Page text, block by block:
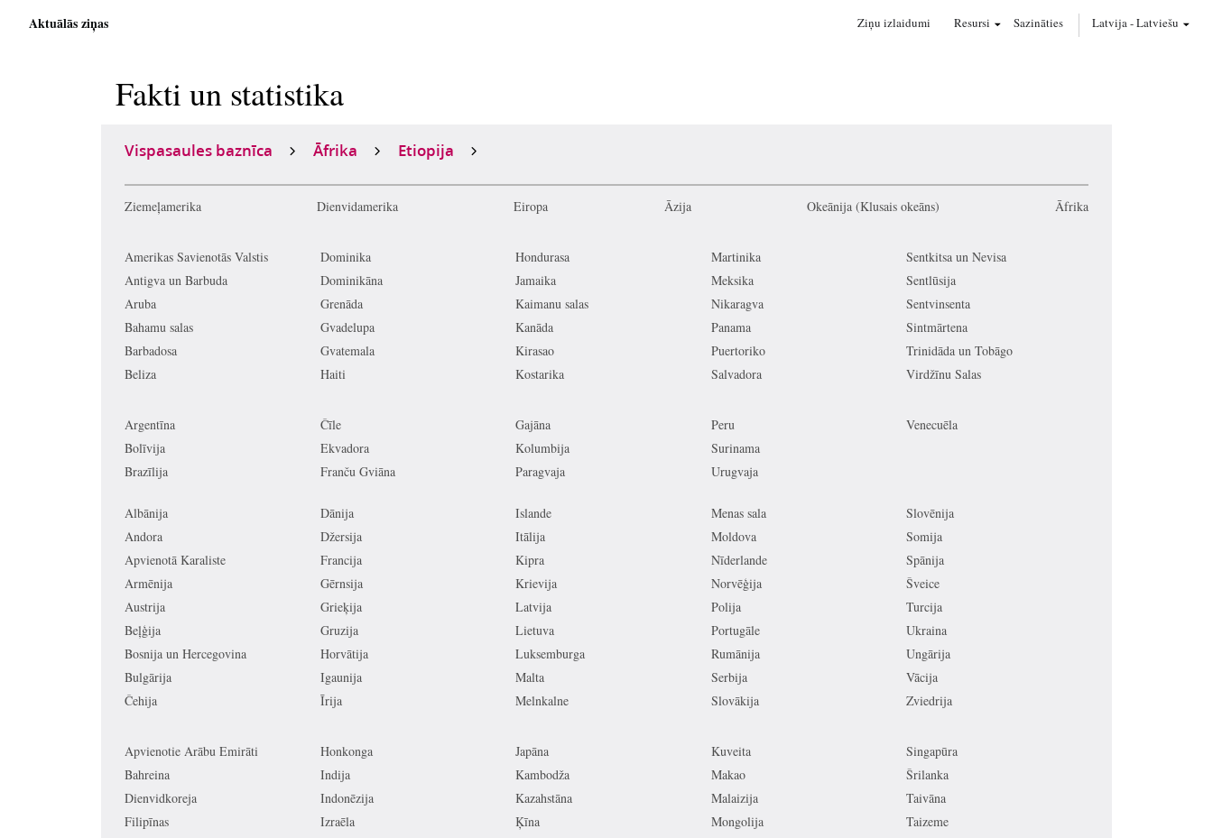
Aktuālās ziņas Ziņu izlaidumi Resursi Sazināties Latvija-Latviešu
Fakti un statistika
Vispasaules baznīca Āfrika Etiopija
Ziemeļamerika Dienvidamerika Eiropa Āzija Okeānija (Klusais okeāns) Āfrika
Amerikas Savienotās Valstis
Antigva un Barbuda
Aruba
Bahamu salas
Barbadosa
Beliza
Dominika
Dominikāna
Grenāda
Gvadelupa
Gvatemala
Haiti
Hondurasa
Jamaika
Kaimanu salas
Kanāda
Kirasao
Kostarika
Martinika
Meksika
Nikaragva
Panama
Puertoriko
Salvadora
Sentkitsa un Nevisa
Sentlūsija
Sentvinsenta
Sintmārtena
Trinidāda un Tobāgo
Virdžīnu Salas
Argentīna
Bolīvija
Brazīlija
Čīle
Ekvadora
Franču Gviāna
Gajāna
Kolumbija
Paragvaja
Peru
Surinama
Urugvaja
Venecuēla
Albānija
Andora
Apvienotā Karaliste
Armēnija
Austrija
Beļģija
Bosnija un Hercegovina
Bulgārija
Čehija
Dānija
Džersija
Francija
Gērnsija
Grieķija
Gruzija
Horvātija
Igaunija
Īrija
Islande
Itālija
Kipra
Krievija
Latvija
Lietuva
Luksemburga
Malta
Melnkalne
Menas sala
Moldova
Nīderlande
Norvēģija
Polija
Portugāle
Rumānija
Serbija
Slovākija
Slovēnija
Somija
Spānija
Šveice
Turcija
Ukraina
Ungārija
Vācija
Zviedrija
Apvienotie Arābu Emirāti
Bahreina
Dienvidkoreja
Filipīnas
Honkonga
Indija
Indonēzija
Izraēla
Japāna
Kambodža
Kazahstāna
Ķīna
Kuveita
Makao
Malaizija
Mongolija
Singapūra
Šrilanka
Taivāna
Taizeme